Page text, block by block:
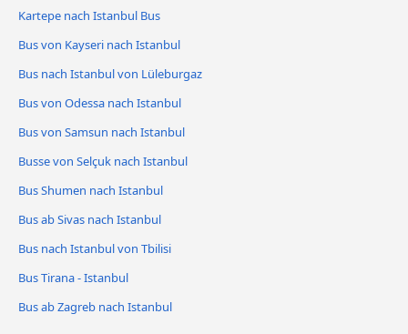
Kartepe nach Istanbul Bus
Bus von Kayseri nach Istanbul
Bus nach Istanbul von Lüleburgaz
Bus von Odessa nach Istanbul
Bus von Samsun nach Istanbul
Busse von Selçuk nach Istanbul
Bus Shumen nach Istanbul
Bus ab Sivas nach Istanbul
Bus nach Istanbul von Tbilisi
Bus Tirana - Istanbul
Bus ab Zagreb nach Istanbul